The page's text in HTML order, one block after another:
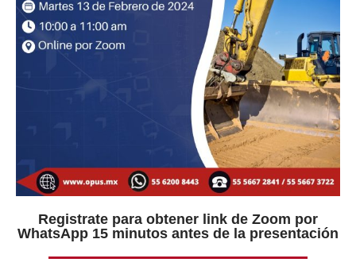
Registrate para obtener link de Zoom por
WhatsApp 15 minutos antes de la presentación